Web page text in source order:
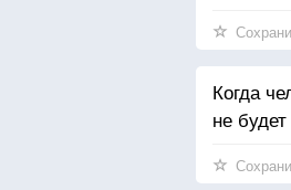
Когда
не